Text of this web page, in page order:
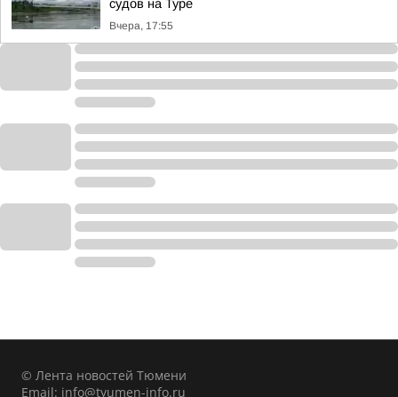
судов на Туре
Вчера, 17:55
© Лента новостей Тюмени
Email: info@tyumen-info.ru